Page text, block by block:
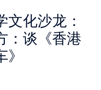
化沙龙：
：谈《香港